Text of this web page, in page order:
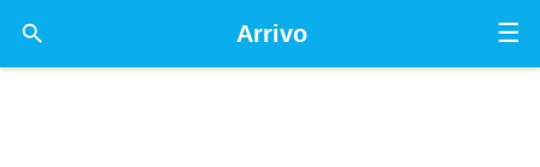
☰
Arrivo
